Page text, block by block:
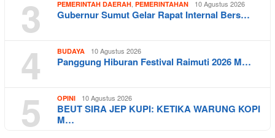
3 PEMERINTAH DAERAH PEMERINTAHAN 10 Agustus 2026
Gubernur Sumut Gelar Rapat Internal Bers…
4 BUDAYA 10 Agustus 2026
Panggung Hiburan Festival Raimuti 2026 M…
5 OPINI 10 Agustus 2026
BEUT SIRA JEP KUPI: KETIKA WARUNG KOPI
M…